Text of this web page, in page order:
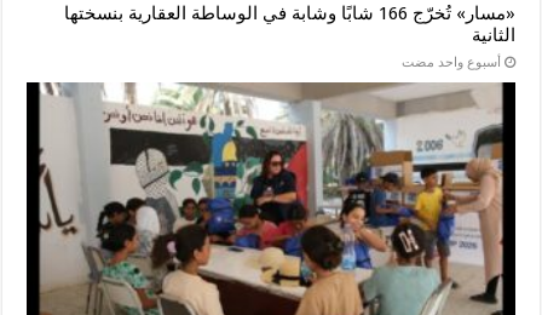
«مسار» تُخرّج 166 شابًا وشابة في الوساطة العقارية بنسختها
الثانية
‏أسبوع واحد مضت